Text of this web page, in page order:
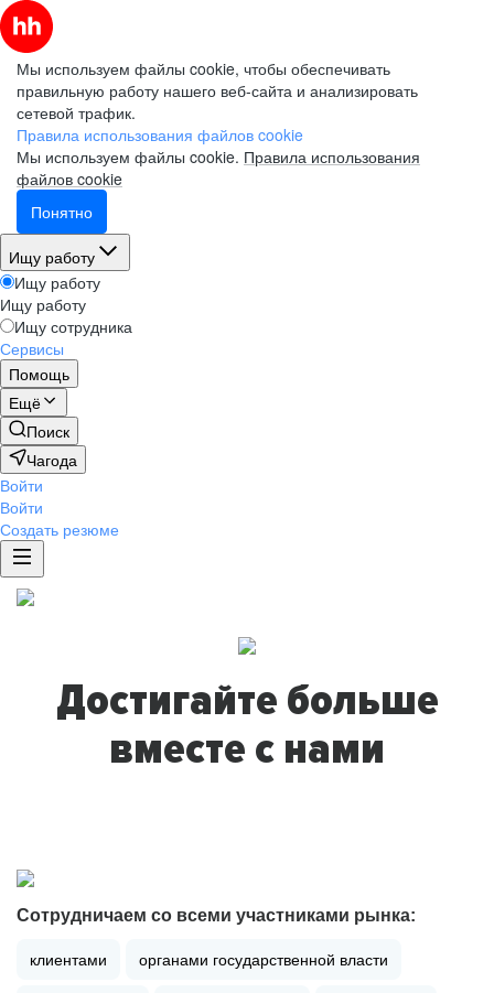
Мы используем файлы cookie, чтобы обеспечивать
правильную работу нашего веб-сайта и анализировать
сетевой трафик.
Правила использования файлов cookie
Мы используем файлы cookie. Правила использования
файлов cookie
Понятно
Ищу работу
Ищу работу
Ищу работу
Ищу сотрудника
Сервисы
Помощь
Ещё
Поиск
Чагода
Войти
Войти
Создать резюме
Достигайте больше
вместе с нами
Сотрудничаем со всеми участниками рынка:
клиентами органами государственной власти